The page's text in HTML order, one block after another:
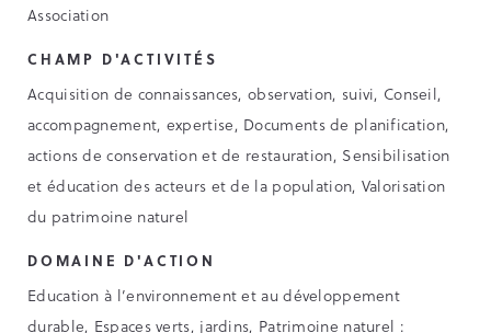
Association
CHAMP D'ACTIVITÉS
Acquisition de connaissances, observation, suivi, Conseil,
accompagnement, expertise, Documents de planification,
actions de conservation et de restauration, Sensibilisation
et éducation des acteurs et de la population, Valorisation
du patrimoine naturel
DOMAINE D'ACTION
Education à l’environnement et au développement
durable, Espaces verts, jardins, Patrimoine naturel :